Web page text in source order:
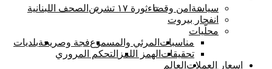
سياسة امن وقضاءثورة ١٧ تشرين
الصحف اللبنانية
انفجار بيروت
محلّيات
مناسبات المرئي والمسموعفجة وصريحةبلديات
تحقيقات الهمز اللمز التحكم المروري
اسعار العملات العالم